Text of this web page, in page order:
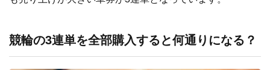
競輪の3連単を全部購入すると何通りになる？